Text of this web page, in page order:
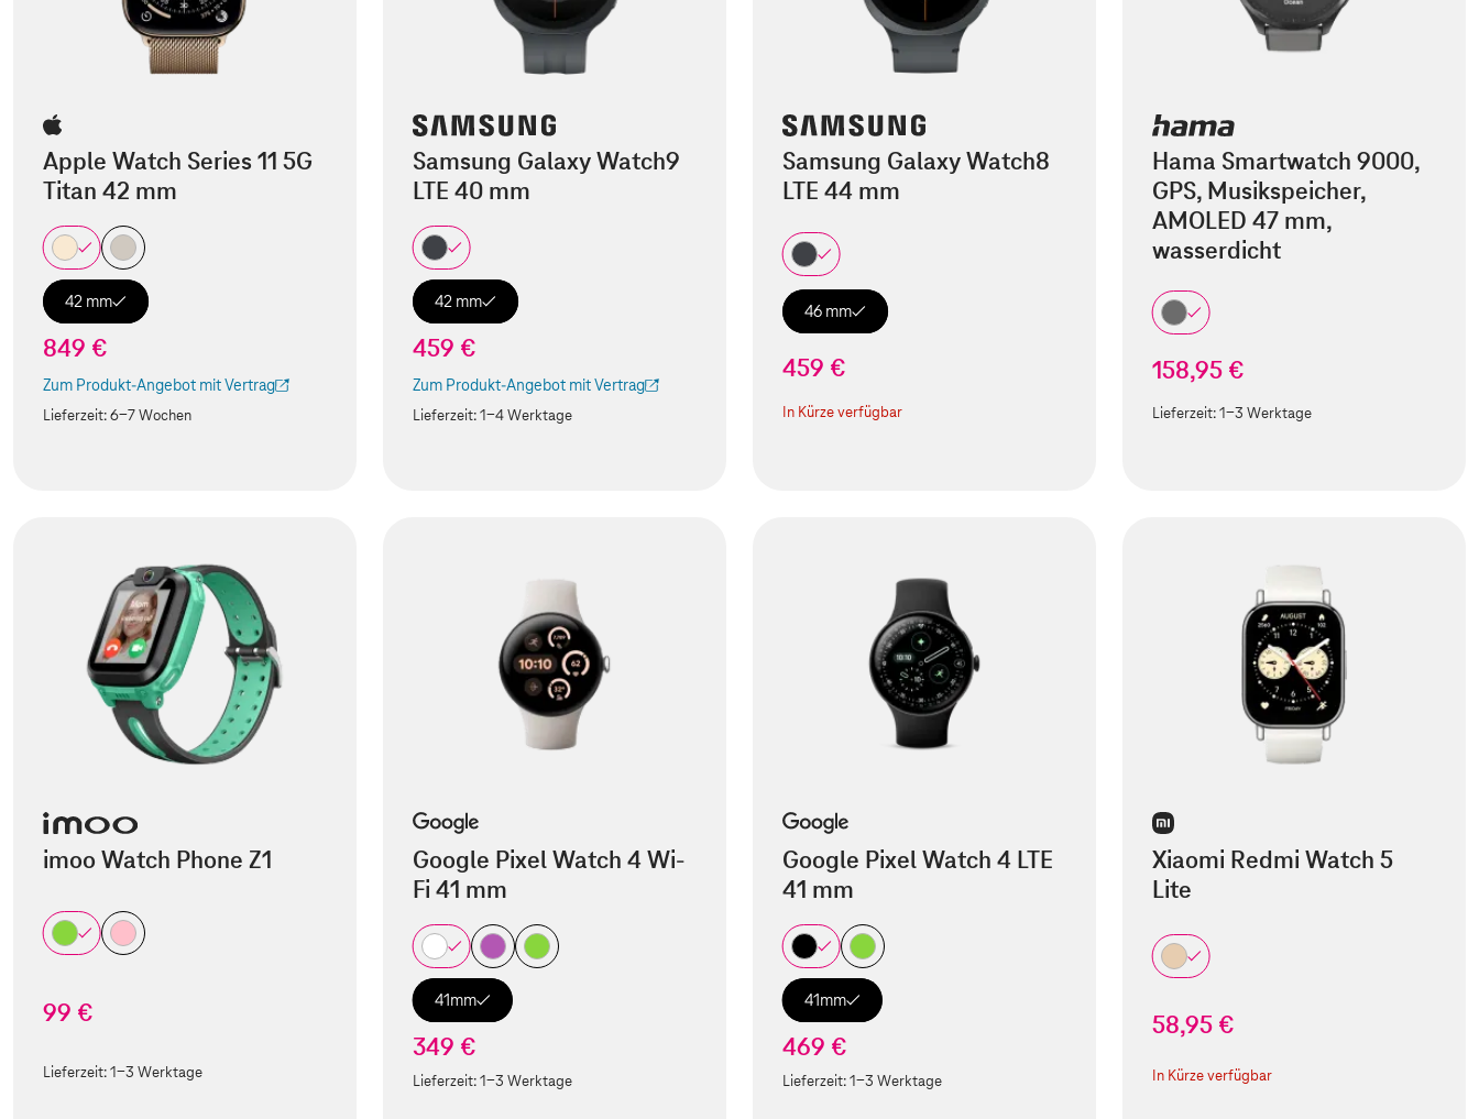
Apple Watch Series 11 5G
Titan 42 mm
42 mm
849 €
Zum Produkt-Angebot mit Vertrag
(Der Link wird in einem neuen Tab geöffnet)
Lieferzeit:6-7 Wochen
Samsung Galaxy Watch9
LTE 40 mm
42 mm
459 €
Zum Produkt-Angebot mit Vertrag
(Der Link wird in einem neuen Tab geöffnet)
Lieferzeit:1-4 Werktage
Samsung Galaxy Watch8
LTE 44 mm
46 mm
459 €
In Kürze verfügbar
Hama Smartwatch 9000,
GPS, Musikspeicher,
AMOLED 47 mm,
wasserdicht
158,95 €
Lieferzeit:1-3 Werktage
imoo Watch Phone Z1
99 €
Lieferzeit:1-3 Werktage
Google Pixel Watch 4 Wi-
Fi 41 mm
41mm
349 €
Lieferzeit:1-3 Werktage
Google Pixel Watch 4 LTE
41 mm
41mm
469 €
Lieferzeit:1-3 Werktage
Xiaomi Redmi Watch 5
Lite
58,95 €
In Kürze verfügbar